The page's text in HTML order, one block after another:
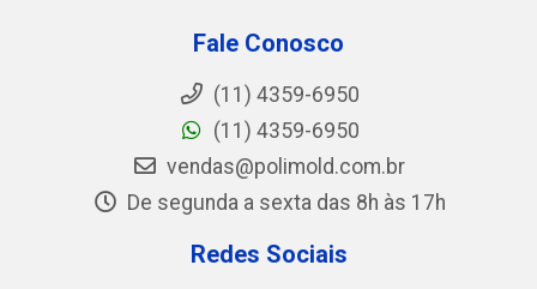
Fale Conosco
(11) 4359-6950
(11) 4359-6950
vendas@polimold.com.br
De segunda a sexta das 8h às 17h
Redes Sociais